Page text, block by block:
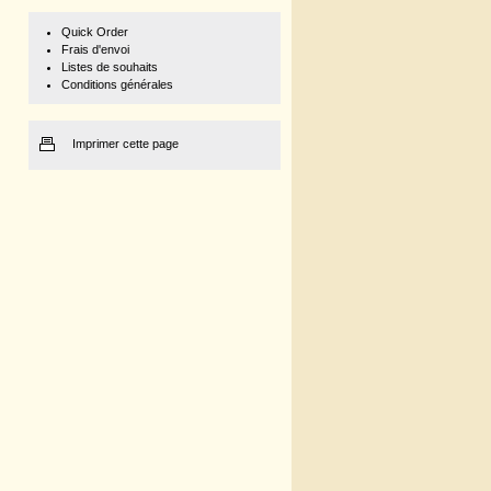
Quick Order
Frais d'envoi
Listes de souhaits
Conditions générales
Imprimer cette page